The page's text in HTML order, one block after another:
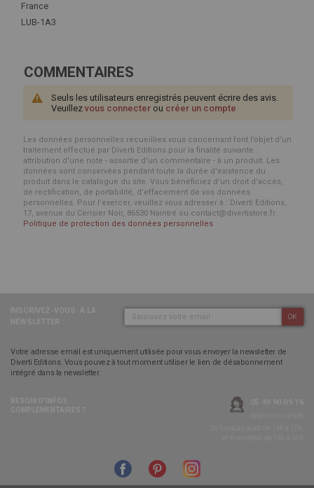
Plus
d'infos
France
LUB-1A3
COMMENTAIRES
Seuls les utilisateurs enregistrés peuvent écrire des avis.
Veuillez vous connecter ou créer un compte
Les données personnelles recueillies vous concernant font l’objet d’un
traitement effectué par Diverti Editions pour la finalité suivante :
attribution d'une note - assortie d'un commentaire - à un produit. Les
données sont conservées pendant toute la durée d'existence du
produit dans le catalogue du site. Vous bénéficiez d’un droit d’accès,
de rectification, de portabilité, d’effacement de vos données
personnelles. Pour l’exercer, veuillez vous adresser à : Diverti Editions,
17, avenue du Cerisier Noir, 86530 Naintré ou contact@divertistore.fr.
Politique de protection des données personnelles
OK
Votre adresse email est uniquement utilisée pour vous envoyer la newsletter de
Diverti Editions. Vous pouvez à tout moment utiliser le lien de désabonnement
intégré dans la newsletter.